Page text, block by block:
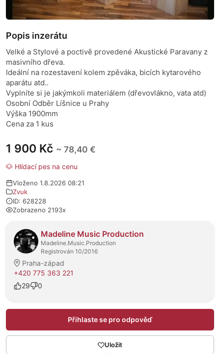
1 900 Kč ~ 78,40 €
🐶 Hlídací pes na cenu
Vloženo 1.8.2026 08:21
Zvuk
ID: 628228
Zobrazeno 2193x
O prodejci
Madeline Music Production
Madeline.Music.Production
Registrován 10/2016
Praha-západ
+420 775 363 221
29
0
Přihlaste se pro odpověď
Uložit
Popis inzerátu
Velké a Stylové a poctivě provedené Akustické Paravany z
masivního dřeva.
Ideální na rozestavení kolem zpěváka, bicích kytarového
aparátu atd..
Vyplníte si je jakýmkoli materiálem (dřevovlákno, vata atd)
Osobní Odběr Líšnice u Prahy
Výška 1900mm
Cena za 1 kus